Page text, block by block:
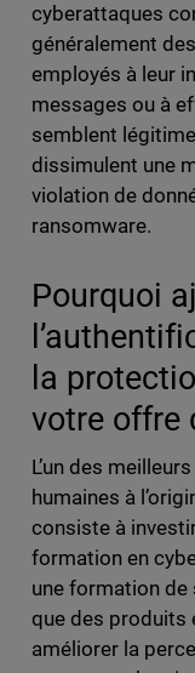
cyberattaques
généralement
employés à leur
messages ou à
semblent
dissimulent une
violation de
ransomware.
Pourquoi
la
votre offre
L’un des
humaines à
consiste à
formation en
une formation de
que des produits
améliorer la